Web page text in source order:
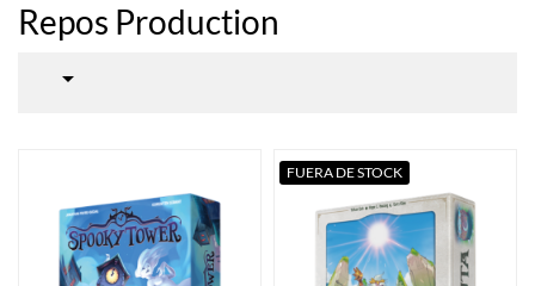
Repos Production

FUERA DE STOCK